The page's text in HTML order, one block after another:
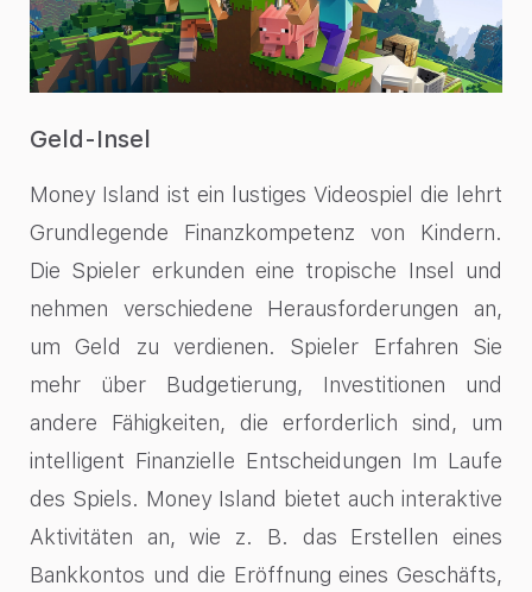
Geld-Insel
Money Island ist ein lustiges Videospiel die lehrt
Grundlegende Finanzkompetenz von Kindern.
Die Spieler erkunden eine tropische Insel und
nehmen verschiedene Herausforderungen an,
um Geld zu verdienen. Spieler Erfahren Sie
mehr über Budgetierung, Investitionen und
andere Fähigkeiten, die erforderlich sind, um
intelligent Finanzielle Entscheidungen Im Laufe
des Spiels. Money Island bietet auch interaktive
Aktivitäten an, wie z. B. das Erstellen eines
Bankkontos und die Eröffnung eines Geschäfts,